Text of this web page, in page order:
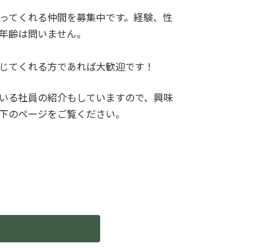
てくれる仲間を募集中です。経験、性
齢は問いません。
てくれる方であれば大歓迎です！
る社員の紹介もしていますので、興味
のページをご覧ください。